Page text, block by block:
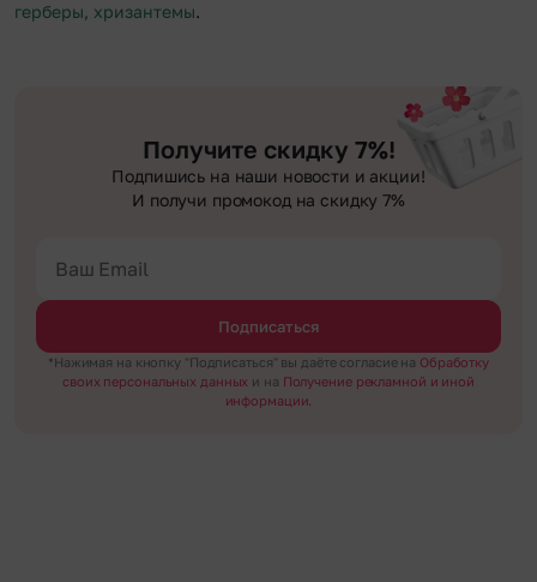
герберы, хризантемы.
Получите скидку 7%!
Подпишись на наши новости и акции!
И получи промокод на скидку 7%
Подписаться
*Нажимая на кнопку "Подписаться" вы даёте согласие на Обработку
своих персональных данных и на Получение рекламной и иной
информации.